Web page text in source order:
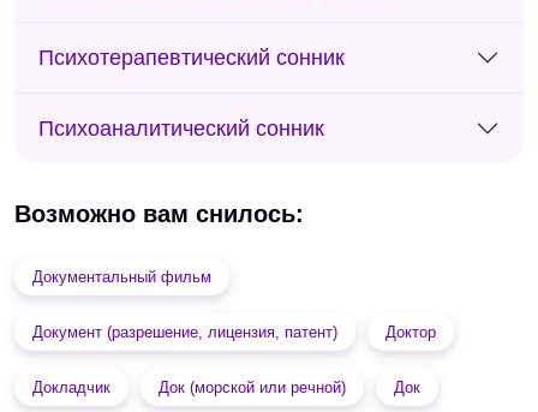
Психотерапевтический сонник
Психоаналитический сонник
Возможно вам снилось:
Документальный фильм
Документ (разрешение, лицензия, патент) Доктор
Докладчик Док (морской или речной) Док